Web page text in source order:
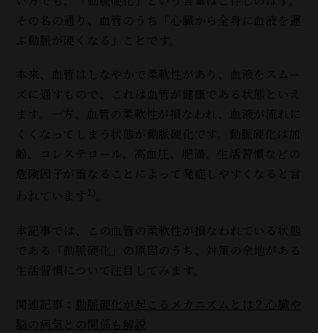
その名の通り、血管のうち「心臓から全身に血液を運
ぶ動脈が硬くなる」ことです。
本来、血管はしなやかで柔軟性があり、血液をスムー
ズに通すもので、これは血管が健康である状態といえ
ます。一方、血管の柔軟性が損なわれ、血液が流れに
くくなってしまう状態が動脈硬化です。動脈硬化は加
齢、コレステロール、高血圧、肥満、生活習慣などの
危険因子が重なることによって発症しやすくなると言
われています 1)
本記事では、この血管の柔軟性が損なわれている状態
である「動脈硬化」の原因のうち、対策の余地がある
生活習慣について注目してみます。
関連記事： 動脈硬化が起こるメカニズムとは？心臓や
脳の病気との関係も解説